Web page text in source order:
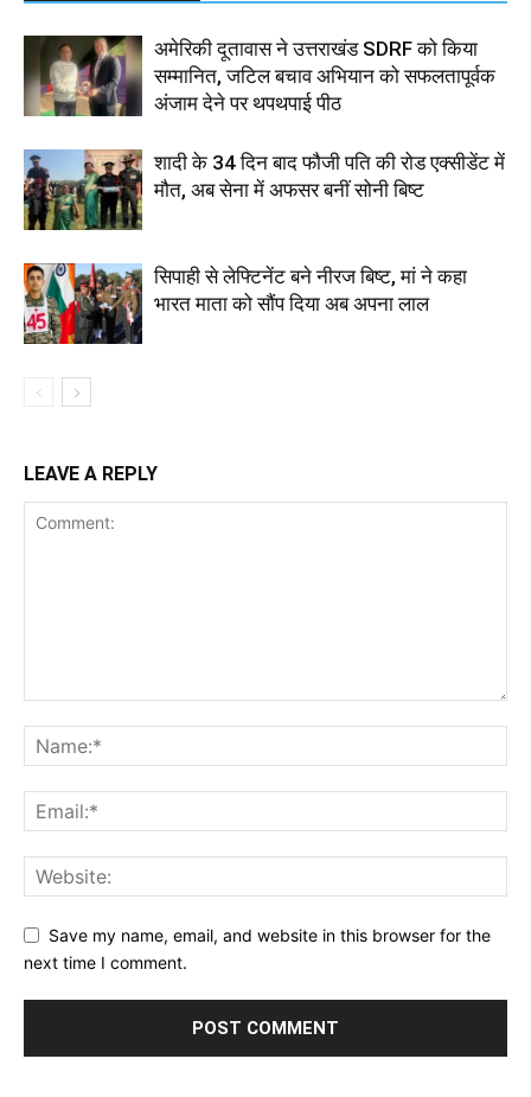
अमेरिकी दूतावास ने उत्तराखंड SDRF को किया
सम्मानित, जटिल बचाव अभियान को सफलतापूर्वक
अंजाम देने पर थपथपाई पीठ
शादी के 34 दिन बाद फौजी पति की रोड एक्सीडेंट में
मौत, अब सेना में अफसर बनीं सोनी बिष्ट
सिपाही से लेफ्टिनेंट बने नीरज बिष्ट, मां ने कहा
भारत माता को सौंप दिया अब अपना लाल
LEAVE A REPLY
Save my name, email, and website in this browser for the
next time I comment.